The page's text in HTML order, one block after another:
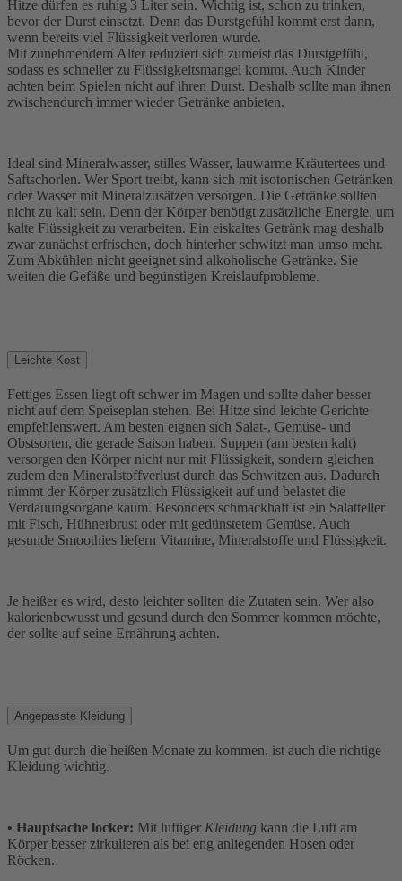
Hitze dürfen es ruhig 3 Liter sein. Wichtig ist, schon zu trinken,
bevor der Durst einsetzt. Denn das Durstgefühl kommt erst dann,
wenn bereits viel Flüssigkeit verloren wurde.
Mit zunehmendem Alter reduziert sich zumeist das Durstgefühl,
sodass es schneller zu Flüssigkeitsmangel kommt. Auch Kinder
achten beim Spielen nicht auf ihren Durst. Deshalb sollte man ihnen
zwischendurch immer wieder Getränke anbieten.
Ideal sind Mineralwasser, stilles Wasser, lauwarme Kräutertees und
Saftschorlen. Wer Sport treibt, kann sich mit isotonischen Getränken
oder Wasser mit Mineralzusätzen versorgen. Die Getränke sollten
nicht zu kalt sein. Denn der Körper benötigt zusätzliche Energie, um
kalte Flüssigkeit zu verarbeiten. Ein eiskaltes Getränk mag deshalb
zwar zunächst erfrischen, doch hinterher schwitzt man umso mehr.
Zum Abkühlen nicht geeignet sind alkoholische Getränke. Sie
weiten die Gefäße und begünstigen Kreislaufprobleme.
Leichte Kost
Fettiges Essen liegt oft schwer im Magen und sollte daher besser
nicht auf dem Speiseplan stehen. Bei Hitze sind leichte Gerichte
empfehlenswert. Am besten eignen sich Salat-, Gemüse- und
Obstsorten, die gerade Saison haben. Suppen (am besten kalt)
versorgen den Körper nicht nur mit Flüssigkeit, sondern gleichen
zudem den Mineralstoffverlust durch das Schwitzen aus. Dadurch
nimmt der Körper zusätzlich Flüssigkeit auf und belastet die
Verdauungsorgane kaum. Besonders schmackhaft ist ein Salatteller
mit Fisch, Hühnerbrust oder mit gedünstetem Gemüse. Auch
gesunde Smoothies liefern Vitamine, Mineralstoffe und Flüssigkeit.
Je heißer es wird, desto leichter sollten die Zutaten sein. Wer also
kalorienbewusst und gesund durch den Sommer kommen möchte,
der sollte auf seine Ernährung achten.
Angepasste Kleidung
Um gut durch die heißen Monate zu kommen, ist auch die richtige
Kleidung wichtig.
• Hauptsache locker: Mit luftiger Kleidung kann die Luft am
Körper besser zirkulieren als bei eng anliegenden Hosen oder
Röcken.